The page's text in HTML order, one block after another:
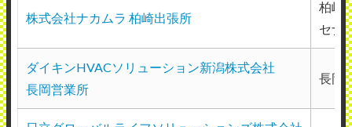
株式会社ナカムラ 柏崎出張所
柏崎
セナ
ダイキンHVACソリューション新潟株式会社
長岡営業所
長岡